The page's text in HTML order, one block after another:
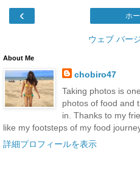
‹ ホ
ウェブ バー
About Me
chobiro47
Taking photos is
photos of food and
in. Thanks to my
like my footsteps of my food
詳細プロフィールを表示